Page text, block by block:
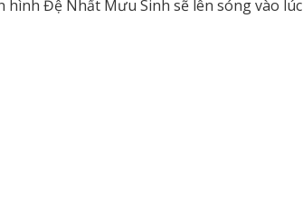
Đệ Nhất Mưu Sinh sẽ lên sóng vào lúc